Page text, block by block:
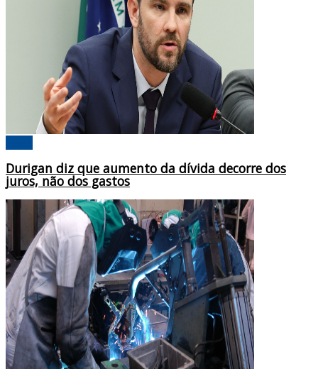
Durigan diz que aumento da dívida decorre dos
juros, não dos gastos